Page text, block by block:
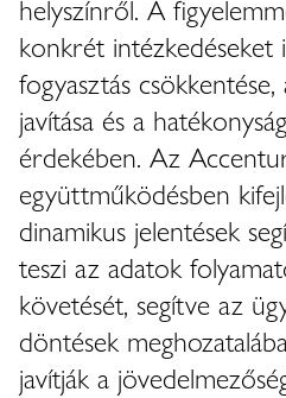
helyszínről. A
konkrét intézkedéseket
fogyasztás
javítása és a
érdekében. Az
együttműködésben
dinamikus jelentések
teszi az adatok
követését, segítve az
döntések
javítják a